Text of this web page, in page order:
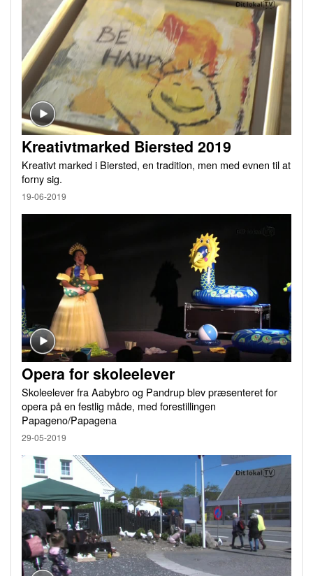
Kreativtmarked Biersted 2019
Kreativt marked i Biersted, en tradition, men med evnen til at
forny sig.
19-06-2019
Opera for skoleelever
Skoleelever fra Aabybro og Pandrup blev præsenteret for
opera på en festlig måde, med forestillingen
Papageno/Papagena
29-05-2019